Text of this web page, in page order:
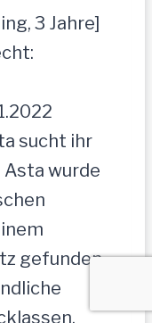
3 Jahre]
sucht ihr
Asta wurde
gefunden